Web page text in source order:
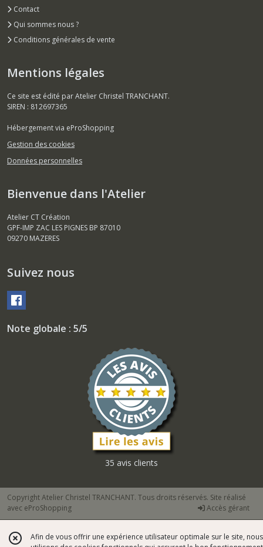
Contact
Qui sommes nous ?
Conditions générales de vente
Mentions légales
Ce site est édité par Atelier Christel TRANCHANT.
SIREN : 812697365
Hébergement via eProShopping
Gestion des cookies
Données personnelles
Bienvenue dans l'Atelier
Atelier CT Création
GPF-IMP ZAC LES PIGNES BP 87010
09270 MAZERES
Suivez nous
Note globale : 5/5
35 avis clients
Copyright Atelier Christel TRANCHANT. Tous droits réservés. Site réalisé
avec eProShopping Accès gérant
Afin de vous offrir une expérience utilisateur optimale sur le site, nous